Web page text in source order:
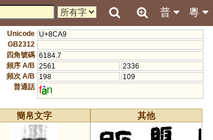
粵
普
Unicode U+8CA9
GB2312
四角號碼 6184.7
頻序 A/B 2561
2336
頻次 A/B
198
109
普通話 f n
簡帛文字 其他